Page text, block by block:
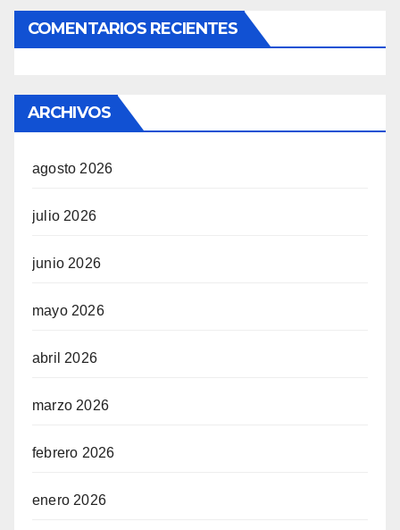
COMENTARIOS RECIENTES
ARCHIVOS
agosto 2026
julio 2026
junio 2026
mayo 2026
abril 2026
marzo 2026
febrero 2026
enero 2026